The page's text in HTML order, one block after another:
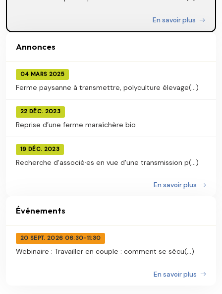
En savoir plus
Annonces
04 MARS 2025
Ferme paysanne à transmettre, polyculture élevage(...)
22 DÉC. 2023
Reprise d’une ferme maraîchère bio
19 DÉC. 2023
Recherche d'associé·es en vue d'une transmission p(...)
En savoir plus
Événements
20 SEPT. 2026 06:30-11:30
Webinaire : Travailler en couple : comment se sécu(...)
En savoir plus